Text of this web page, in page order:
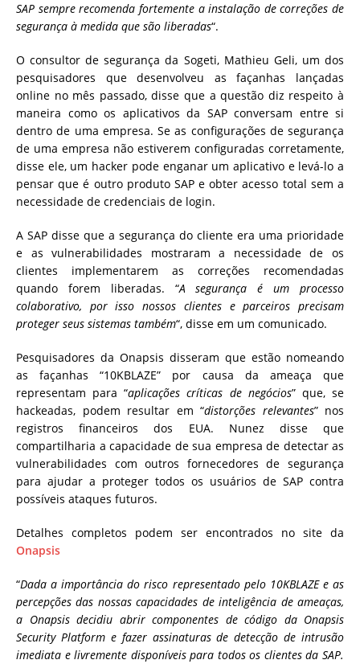
SAP sempre recomenda fortemente a instalação de correções de
segurança à medida que são liberadas“.
O consultor de segurança da Sogeti, Mathieu Geli, um dos
pesquisadores que desenvolveu as façanhas lançadas
online no mês passado, disse que a questão diz respeito à
maneira como os aplicativos da SAP conversam entre si
dentro de uma empresa. Se as configurações de segurança
de uma empresa não estiverem configuradas corretamente,
disse ele, um hacker pode enganar um aplicativo e levá-lo a
pensar que é outro produto SAP e obter acesso total sem a
necessidade de credenciais de login.
A SAP disse que a segurança do cliente era uma prioridade
e as vulnerabilidades mostraram a necessidade de os
clientes implementarem as correções recomendadas
quando forem liberadas. “A segurança é um processo
colaborativo, por isso nossos clientes e parceiros precisam
proteger seus sistemas também“, disse em um comunicado.
Pesquisadores da Onapsis disseram que estão nomeando
as façanhas “10KBLAZE” por causa da ameaça que
representam para “aplicações críticas de negócios” que, se
hackeadas, podem resultar em “distorções relevantes” nos
registros financeiros dos EUA. Nunez disse que
compartilharia a capacidade de sua empresa de detectar as
vulnerabilidades com outros fornecedores de segurança
para ajudar a proteger todos os usuários de SAP contra
possíveis ataques futuros.
Detalhes completos podem ser encontrados no site da
Onapsis
“Dada a importância do risco representado pelo 10KBLAZE e as
percepções das nossas capacidades de inteligência de ameaças,
a Onapsis decidiu abrir componentes de código da Onapsis
Security Platform e fazer assinaturas de detecção de intrusão
imediata e livremente disponíveis para todos os clientes da SAP.